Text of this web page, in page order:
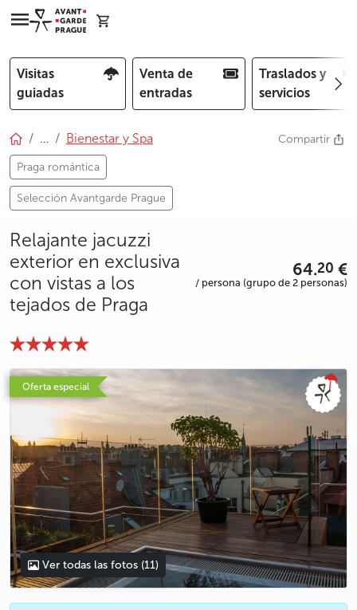
Visitas
guiadas
Venta de
entradas
Traslados y
servicios
… Bienestar y Spa
Praga romántica
Selección Avantgarde Prague
Compartir
Relajante jacuzzi
exterior en exclusiva
con vistas a los
tejados de Praga
64.20 €
/ persona (grupo de 2 personas)
Oferta especial
photo 5
photo 6
photo 7
photo 8
photo 9
photo 10
photo 11
Ver todas las fotos (11)